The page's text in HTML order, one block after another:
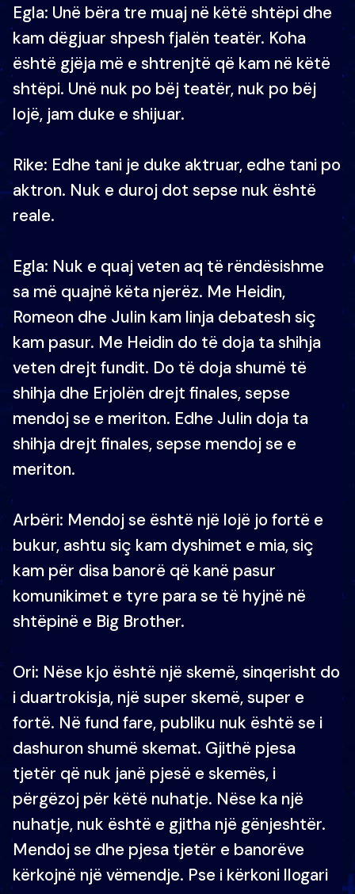
Egla: Unë bëra tre muaj në këtë shtëpi dhe
kam dëgjuar shpesh fjalën teatër. Koha
është gjëja më e shtrenjtë që kam në këtë
shtëpi. Unë nuk po bëj teatër, nuk po bëj
lojë, jam duke e shijuar.
Rike: Edhe tani je duke aktruar, edhe tani po
aktron. Nuk e duroj dot sepse nuk është
reale.
Egla: Nuk e quaj veten aq të rëndësishme
sa më quajnë këta njerëz. Me Heidin,
Romeon dhe Julin kam linja debatesh siç
kam pasur. Me Heidin do të doja ta shihja
veten drejt fundit. Do të doja shumë të
shihja dhe Erjolën drejt finales, sepse
mendoj se e meriton. Edhe Julin doja ta
shihja drejt finales, sepse mendoj se e
meriton.
Arbëri: Mendoj se është një lojë jo fortë e
bukur, ashtu siç kam dyshimet e mia, siç
kam për disa banorë që kanë pasur
komunikimet e tyre para se të hyjnë në
shtëpinë e Big Brother.
Ori: Nëse kjo është një skemë, sinqerisht do
i duartrokisja, një super skemë, super e
fortë. Në fund fare, publiku nuk është se i
dashuron shumë skemat. Gjithë pjesa
tjetër që nuk janë pjesë e skemës, i
përgëzoj për këtë nuhatje. Nëse ka një
nuhatje, nuk është e gjitha një gënjeshtër.
Mendoj se dhe pjesa tjetër e banorëve
kërkojnë një vëmendje. Pse i kërkoni llogari